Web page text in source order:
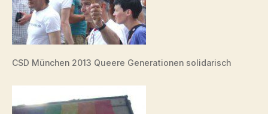
CSD München 2013 Queere Generationen solidarisch